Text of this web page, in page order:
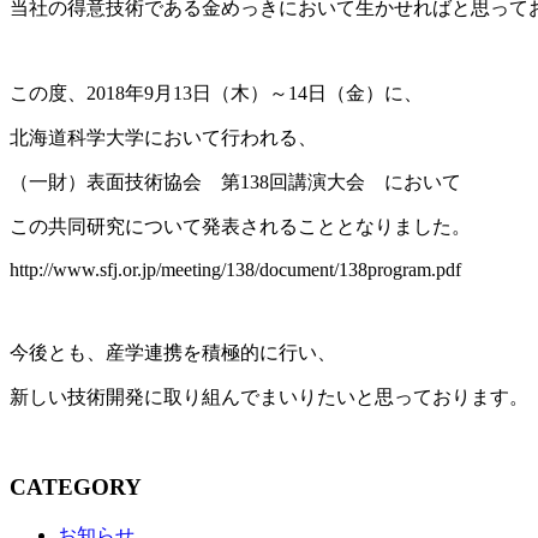
当社の得意技術である金めっきにおいて生かせればと思って
この度、2018年9月13日（木）～14日（金）に、
北海道科学大学において行われる、
（一財）表面技術協会 第138回講演大会 において
この共同研究について発表されることとなりました。
http://www.sfj.or.jp/meeting/138/document/138program.pdf
今後とも、産学連携を積極的に行い、
新しい技術開発に取り組んでまいりたいと思っております。
CATEGORY